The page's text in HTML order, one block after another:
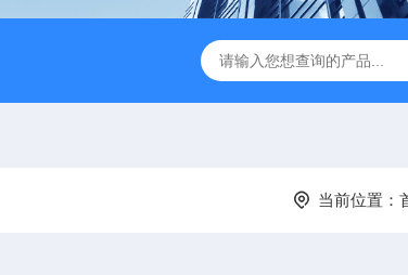
TF80A5-CWD Turb4000系列系列工业
当前位置：